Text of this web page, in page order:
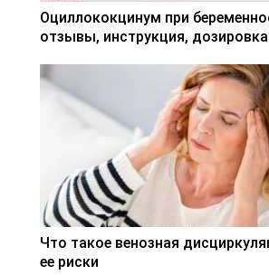
Оциллококцинум при
отзывы, инструкция, дозировка
Что такое венозная
ее риски